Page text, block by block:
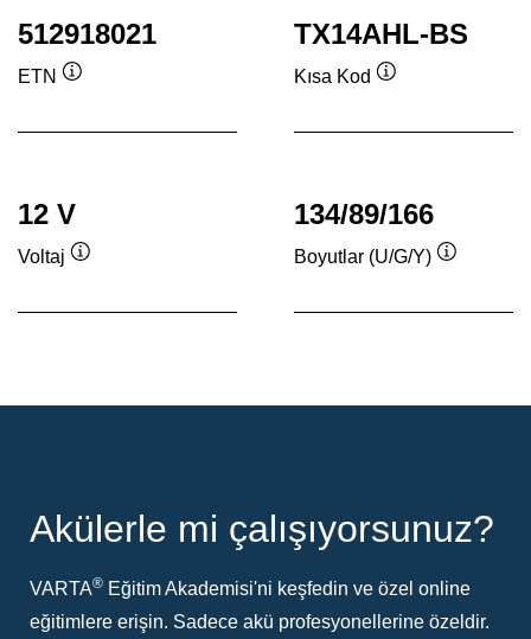
512918021
ETN
TX14AHL-BS
Kısa Kod
12 V
Voltaj
134/89/166
Boyutlar (U/G/Y)
Akülerle mi çalışıyorsunuz?
VARTA® Eğitim Akademisi'ni keşfedin ve özel online
eğitimlere erişin. Sadece akü profesyonellerine özeldir.